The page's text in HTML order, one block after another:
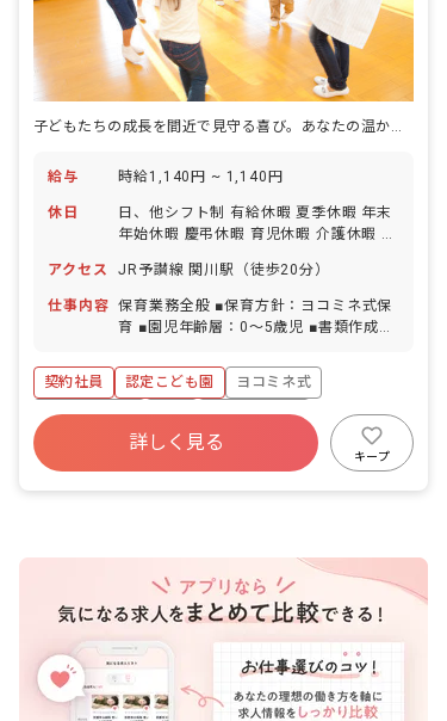
子どもたちの成長を間近で見守る喜び。あなたの温かい心が輝く場所がここにあります。
給与 時給1,140円 ~ 1,140円
休日
日、他シフト制 有給休暇 夏季休暇 年末
年始休暇 慶弔休暇 育児休暇 介護休暇 誕
アクセス
JR予讃線 関川駅（徒歩20分）
仕事内容 保育業務全般 ■保育方針：ヨコミネ式保
育 ■園児年齢層：0～5歳児 ■書類作成ツ
契約社員
認定こども園
ヨコミネ式
社会保険完備
有給
福利厚生充実
昇給昇進あり
産休育休制度
詳しく見る
キープ